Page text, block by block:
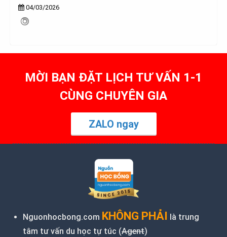
04/03/2026
MỜI BẠN ĐẶT LỊCH TƯ VẤN 1-1
CÙNG CHUYÊN GIA
ZALO ngay
Nguonhocbong.com KHÔNG PHẢI là trung
tâm tư vấn du học tự túc (Agent)